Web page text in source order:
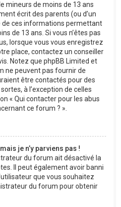
mineurs de moins de 13 ans
écrit des parents (ou d’un
de ces informations permettant
de 13 ans. Si vous n’êtes pas
lorsque vous vous enregistrez
place, contactez un conseiller
Notez que phpBB Limited et
ne peuvent pas fournir de
être contactés pour des
à l’exception de celles
« Qui contacter pour les abus
ce forum ? ».
je n’y parviens pas !
du forum ait désactivé la
Il peut également avoir banni
que vous souhaitez
du forum pour obtenir